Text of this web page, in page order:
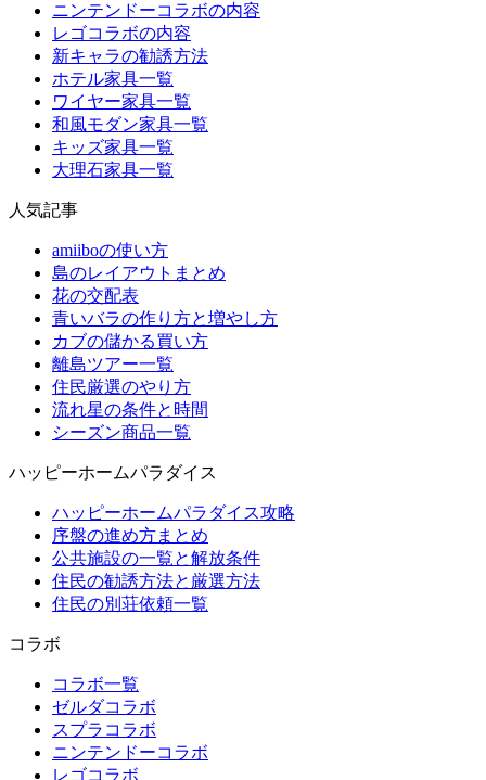
ニンテンドーコラボの内容
レゴコラボの内容
新キャラの勧誘方法
ホテル家具一覧
ワイヤー家具一覧
和風モダン家具一覧
キッズ家具一覧
大理石家具一覧
人気記事
amiiboの使い方
島のレイアウトまとめ
花の交配表
青いバラの作り方と増やし方
カブの儲かる買い方
離島ツアー一覧
住民厳選のやり方
流れ星の条件と時間
シーズン商品一覧
ハッピーホームパラダイス
ハッピーホームパラダイス攻略
序盤の進め方まとめ
公共施設の一覧と解放条件
住民の勧誘方法と厳選方法
住民の別荘依頼一覧
コラボ
コラボ一覧
ゼルダコラボ
スプラコラボ
ニンテンドーコラボ
レゴコラボ